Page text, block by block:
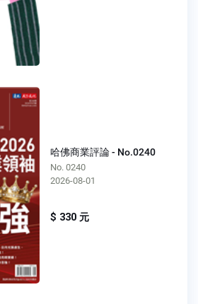
哈佛商業評論 - No.0240
No. 0240
2026-08-01
$ 330 元